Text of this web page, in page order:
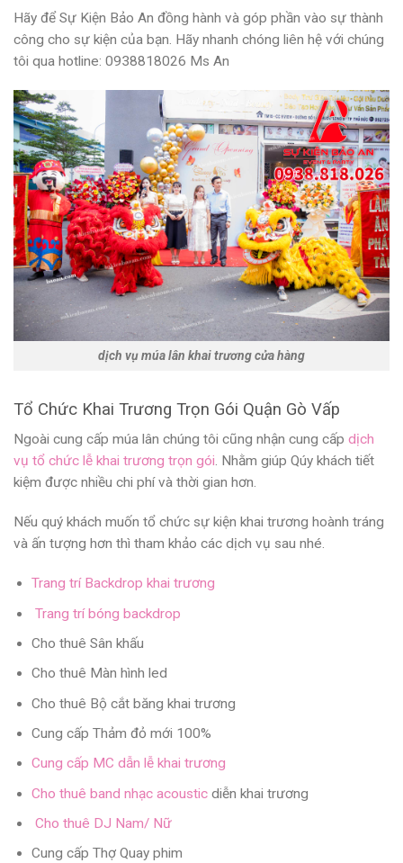
Hãy để Sự Kiện Bảo An đồng hành và góp phần vào sự thành
công cho sự kiện của bạn. Hãy nhanh chóng liên hệ với chúng
tôi qua hotline: 0938818026 Ms An
dịch vụ múa lân khai trương cửa hàng
Tổ Chức Khai Trương Trọn Gói Quận Gò Vấp
Ngoài cung cấp múa lân chúng tôi cũng nhận cung cấp dịch
vụ tổ chức lễ khai trương trọn gói. Nhằm giúp Qúy khách tiết
kiệm được nhiều chi phí và thời gian hơn.
Nếu quý khách muốn tổ chức sự kiện khai trương hoành tráng
và ấn tượng hơn thì tham khảo các dịch vụ sau nhé.
Trang trí Backdrop khai trương
Trang trí bóng backdrop
Cho thuê Sân khấu
Cho thuê Màn hình led
Cho thuê Bộ cắt băng khai trương
Cung cấp Thảm đỏ mới 100%
Cung cấp MC dẫn lễ khai trương
Cho thuê band nhạc acoustic diễn khai trương
Cho thuê DJ Nam/ Nữ
Cung cấp Thợ Quay phim